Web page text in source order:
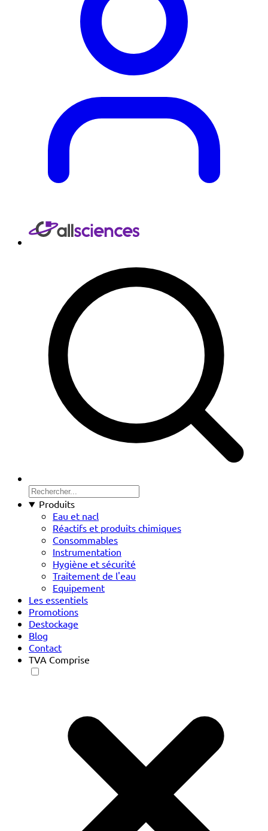
Produits
Eau et nacl
Réactifs et produits chimiques
Consommables
Instrumentation
Hygiène et sécurité
Traitement de l'eau
Equipement
Les essentiels
Promotions
Destockage
Blog
Contact
TVA Comprise